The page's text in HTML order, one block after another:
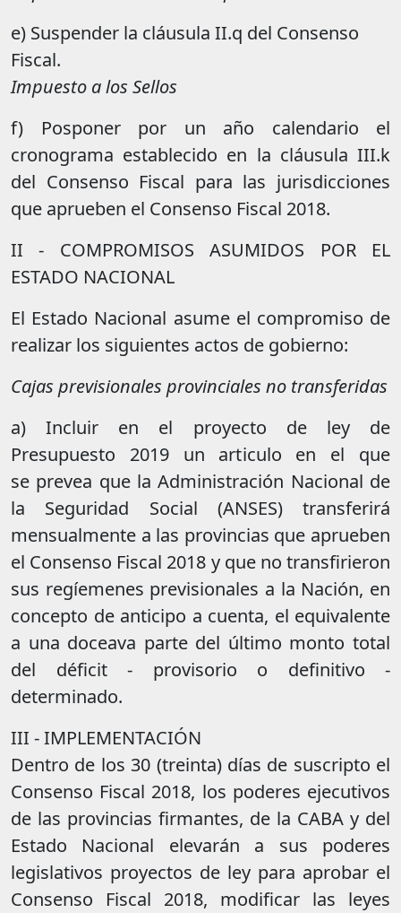
e) Suspender la cláusula II.q del Consenso
Fiscal.
Impuesto a los Sellos
f) Posponer por un año calendario el
cronograma establecido en la cláusula III.k
del Consenso Fiscal para las jurisdicciones
que aprueben el Consenso Fiscal 2018.
II - COMPROMISOS ASUMIDOS POR EL
ESTADO NACIONAL
El Estado Nacional asume el compromiso de
realizar los siguientes actos de gobierno:
Cajas previsionales provinciales no transferidas
a) Incluir en el proyecto de ley de
Presupuesto 2019 un articulo en el que
se prevea que la Administración Nacional de
la Seguridad Social (ANSES) transferirá
mensualmente a las provincias que aprueben
el Consenso Fiscal 2018 y que no transfirieron
sus regíemenes previsionales a la Nación, en
concepto de anticipo a cuenta, el equivalente
a una doceava parte del último monto total
del déficit - provisorio o definitivo -
determinado.
III - IMPLEMENTACIÓN
Dentro de los 30 (treinta) días de suscripto el
Consenso Fiscal 2018, los poderes ejecutivos
de las provincias firmantes, de la CABA y del
Estado Nacional elevarán a sus poderes
legislativos proyectos de ley para aprobar el
Consenso Fiscal 2018, modificar las leyes